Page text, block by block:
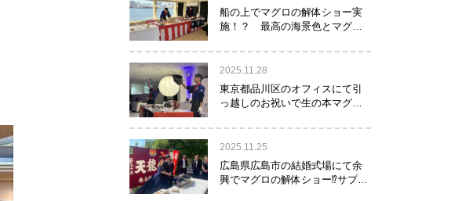
船の上でマグロの解体ショー実
施！？ 最高の海景色とマグロ
2025.11.28
東京都品川区のオフィスにて引
っ越しのお祝いで生の本マグロ
体ショーを行いお祝いしてまい
りました
2025.11.25
広島県広島市の結婚式場にて余
興でマグロの解体ショー⁉サプラ